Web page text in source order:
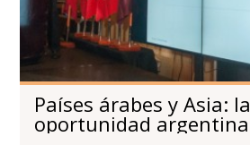
Países árabes y Asia: la
oportunidad argentina